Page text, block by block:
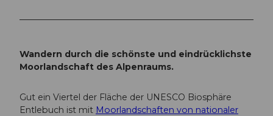
Wandern durch die schönste und eindrücklichste
Moorlandschaft des Alpenraums.
Gut ein Viertel der Fläche der UNESCO Biosphäre
Entlebuch ist mit Moorlandschaften von nationaler